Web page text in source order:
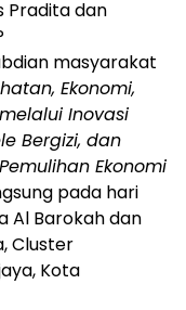
Pradita dan
masyarakat
Ekonomi,
Inovasi
Bergizi, dan
Ekonomi
pada hari
Al Barokah dan
Cluster
Kota